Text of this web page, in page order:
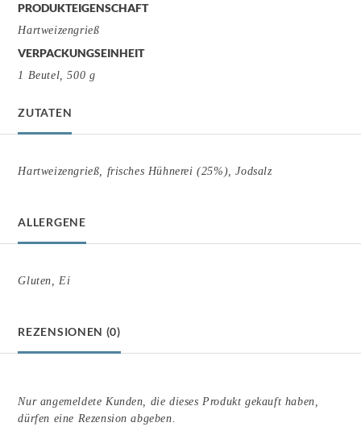
PRODUKTEIGENSCHAFT
Hartweizengrieß
VERPACKUNGSEINHEIT
1 Beutel, 500 g
ZUTATEN
Hartweizengrieß, frisches Hühnerei (25%), Jodsalz
ALLERGENE
Gluten, Ei
REZENSIONEN (0)
Nur angemeldete Kunden, die dieses Produkt gekauft haben,
dürfen eine Rezension abgeben.